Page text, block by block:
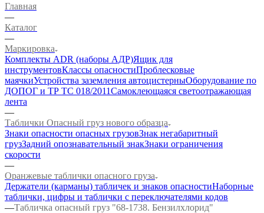
Главная
—
Каталог
—
Маркировка
Комплекты ADR (наборы АДР)Ящик для
инструментовКлассы опасностиПроблесковые
маячкиУстройства заземления автоцистерныОборудование по
ДОПОГ и ТР ТС 018/2011Самоклеющаяся светоотражающая
лента
—
Таблички Опасный груз нового образца
Знаки опасности опасных грузовЗнак негабаритный
грузЗадний опознавательный знакЗнаки ограничения
скорости
—
Оранжевые таблички опасного груза
Держатели (карманы) табличек и знаков опасностиНаборные
таблички, цифры и таблички с переключателями кодов
—Табличка опасный груз "68-1738. Бензилхлорид"